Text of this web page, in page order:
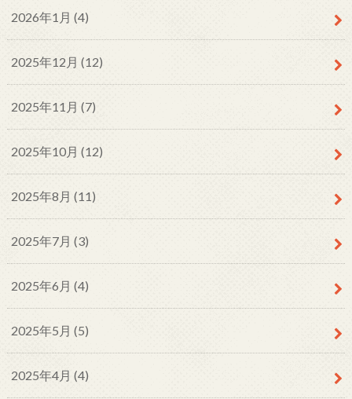
2026年1月 (4)
2025年12月 (12)
2025年11月 (7)
2025年10月 (12)
2025年8月 (11)
2025年7月 (3)
2025年6月 (4)
2025年5月 (5)
2025年4月 (4)